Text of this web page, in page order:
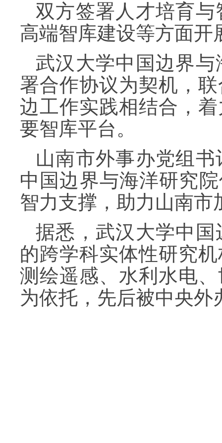
双方签署人才培育
高端智库建设等方面开
武汉大学中国边界
署合作协议为契机，
边工作实践相结合，
要智库平台。
山南市外事办党组
中国边界与海洋研究
智力支撑，助力山南
据悉，武汉大学中
的跨学科实体性研究
测绘遥感、水利水电
为依托，先后被中央